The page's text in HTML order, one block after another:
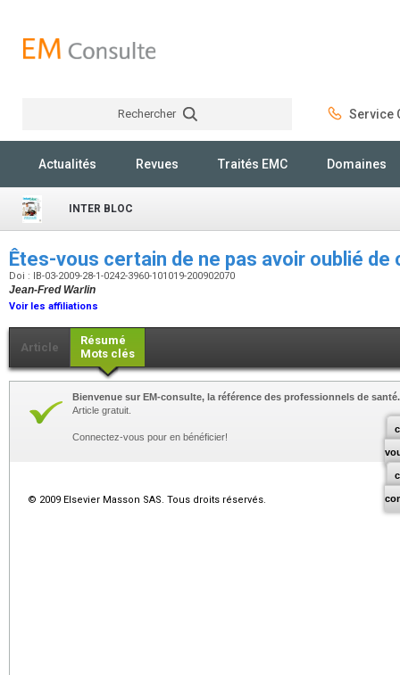
Rechercher Service
Actualités Revues Traités EMC Domaines
INTER BLOC
Êtes-vous certain de ne pas avoir oublié
Doi : IB-03-2009-28-1-0242-3960-101019-200902070
Jean-Fred Warlin
Voir les affiliations
Article
Résumé
Mots clés
Bienvenue sur EM-consulte, la référence des professionnels de santé.
Article gratuit.
Connectez-vous pour en bénéficier!
© 2009 Elsevier Masson SAS. Tous droits réservés.